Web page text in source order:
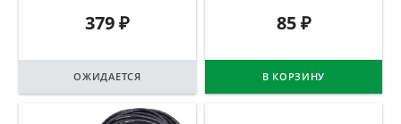
379₽
ОЖИДАЕТСЯ
85₽
В КОРЗИНУ